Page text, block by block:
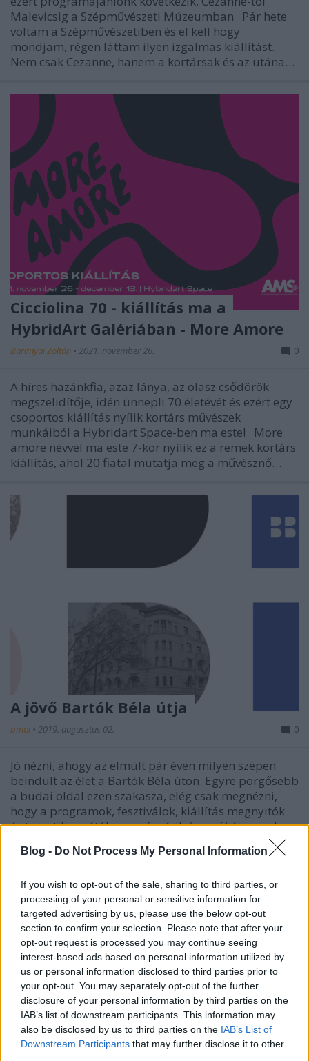
Blog - Do Not Process My Personal Information
If you wish to opt-out of the sale, sharing to third parties, or
processing of your personal or sensitive information for
targeted advertising by us, please use the below opt-out
section to confirm your selection. Please note that after your
opt-out request is processed you may continue seeing
interest-based ads based on personal information utilized by
us or personal information disclosed to third parties prior to
your opt-out. You may separately opt-out of the further
disclosure of your personal information by third parties on the
IAB’s list of downstream participants. This information may
also be disclosed by us to third parties on the IAB’s List of
Downstream Participants that may further disclose it to other
Malevicsig a Szépművészeti Múzeumban Pár hete
voltam a Szépművészetiben és el kell hogy
mondjam, régen láttam ilyen izgalmas kiállítást.
Nem csak Cezanne, hanem a kortársak és az utána…
Cicciolina 70 - kiállítás ma a
HybridArt Galériában - More Amore
Baranyai Zoltán • 2021. november 26. 0
A híres hazánkfia, azaz lánya, az olasz csődörök
megszelidítője, idén ünnepli 70.életévét és ezért egy
csoportos kiállítás nyílik kortárs művészek
munkáiból a Hybridart Space-ben ma este! More
amore névvel ma este 7-kor nyílik ez a remek kortárs
kiállítás, ahol 20 fiatal mutatja meg a művésznő…
A jövő Bartók Béla útja
bmol • 2019. augusztus 02. 0
Jó nézni, ahogy az elmúlt pár éven milyen szépen
beindult az élet a Bartók Béla úton. Egyre pörgősebb
a budai oldal ezen szakasza, elég csak megnézni,
hogy a programok, fesztiválok, kiállítás megnyitók
és tematikus séták egymást érik és az új éttermek,